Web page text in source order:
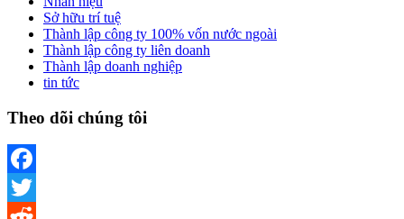
Sở hữu trí tuệ
Thành lập công ty 100% vốn nước ngoài
Thành lập công ty liên doanh
Thành lập doanh nghiệp
tin tức
Theo dõi chúng tôi
Facebook